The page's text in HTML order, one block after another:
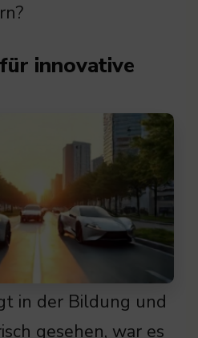
innovative
in der Bildung und
gesehen, war es